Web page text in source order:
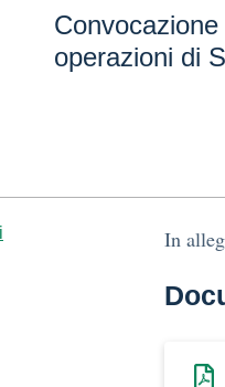
operazioni di
In